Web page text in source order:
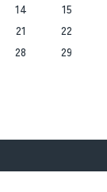
14
15
21
22
28
29